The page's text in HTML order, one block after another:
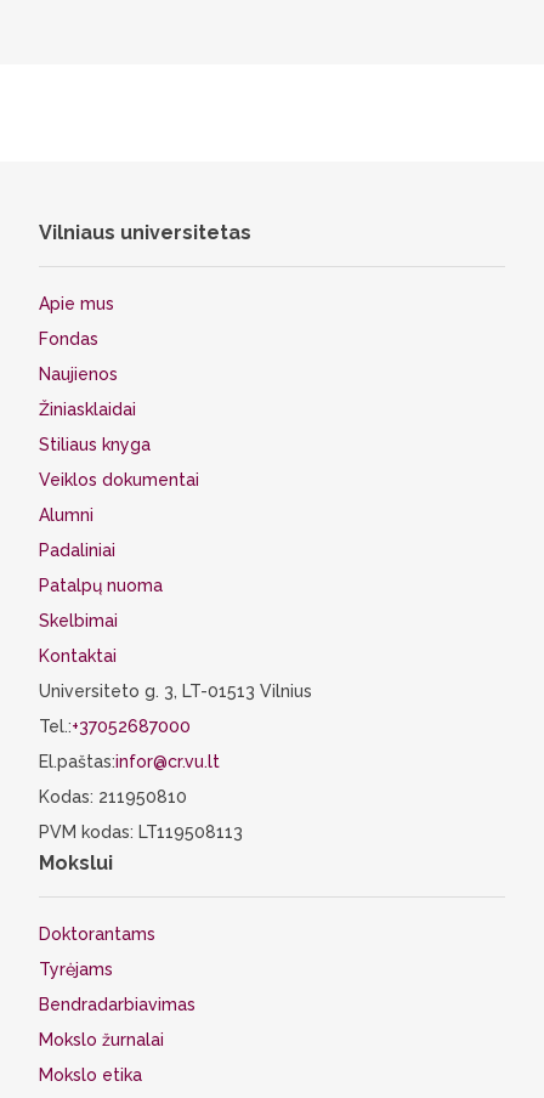
Vilniaus universitetas
Apie mus
Fondas
Naujienos
Žiniasklaidai
Stiliaus knyga
Veiklos dokumentai
Alumni
Padaliniai
Patalpų nuoma
Skelbimai
Kontaktai
Universiteto g. 3, LT-01513 Vilnius
Tel.:+37052687000
El.paštas:infor@cr.vu.lt
Kodas: 211950810
PVM kodas: LT119508113
Mokslui
Doktorantams
Tyrėjams
Bendradarbiavimas
Mokslo žurnalai
Mokslo etika